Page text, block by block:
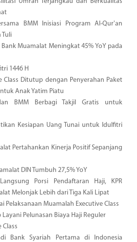
BMM Inisiasi Program Al-Qur'an
Tuli
Bank Muamalat Meningkat 45% YoY pada
1446 H
Class Ditutup dengan Penyerahan Paket
Anak Yatim Piatu
BMM Berbagi Takjil Gratis untuk
Kesiapan Uang Tunai untuk Idulfitri
Pertahankan Kinerja Positif Sepanjang
DIN Tumbuh 27,5% YoY
Porsi Pendaftaran Haji, KPR
Melonjak Lebih dari Tiga Kali Lipat
Pelaksanaan Muamalah Executive Class
Pelunasan Biaya Haji Reguler
Class
Bank Syariah Pertama di Indonesia